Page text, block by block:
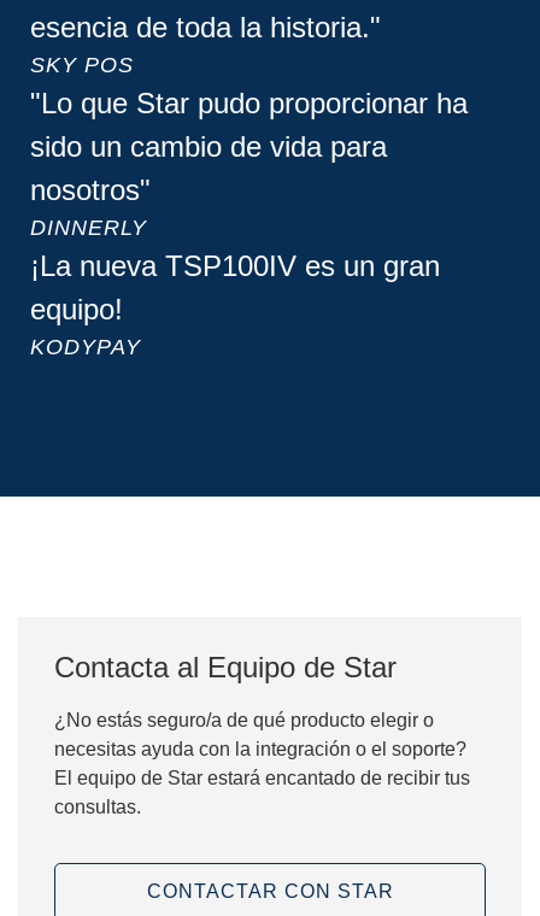
esencia de toda la historia."
SKY POS
"Lo que Star pudo proporcionar ha
sido un cambio de vida para
nosotros"
DINNERLY
¡La nueva TSP100IV es un gran
equipo!
KODYPAY
Contacta al Equipo de Star
¿No estás seguro/a de qué producto elegir o
necesitas ayuda con la integración o el soporte?
El equipo de Star estará encantado de recibir tus
consultas.
CONTACTAR CON STAR